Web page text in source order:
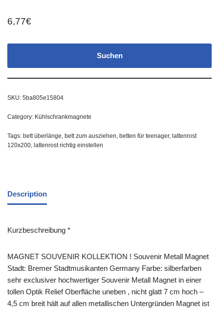
6,77€
Suchen
SKU: 5ba805e15804
Category: Kühlschrankmagnete
Tags: bett überlänge, bett zum ausziehen, betten für teenager, lattenrost
120x200, lattenrost richtig einstellen
Description
Kurzbeschreibung *
MAGNET SOUVENIR KOLLEKTION ! Souvenir Metall Magnet
Stadt: Bremer Stadtmusikanten Germany Farbe: silberfarben
sehr exclusiver hochwertiger Souvenir Metall Magnet in einer
tollen Optik Relief Oberfläche uneben , nicht glatt 7 cm hoch –
4,5 cm breit hält auf allen metallischen Untergründen Magnet ist